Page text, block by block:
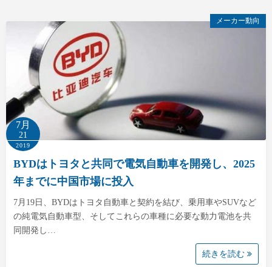
メーカー動向
7月
21
2019
BYDはトヨタと共同で電気自動車を開発し、2025
年までに中国市場に投入
7月19日、BYDはトヨタ自動車と契約を結び、乗用車やSUVなど
の純電気自動車型、そしてこれらの車種に必要な動力電池を共
同開発し…
続きを読む